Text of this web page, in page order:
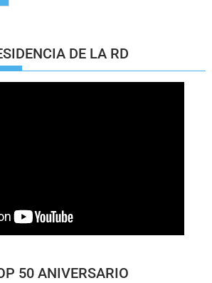
DE LA RD
50 ANIVERSARIO